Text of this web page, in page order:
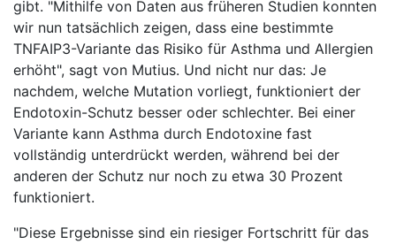
gibt. "Mithilfe von Daten aus früheren Studien konnten
wir nun tatsächlich zeigen, dass eine bestimmte
TNFAIP3-Variante das Risiko für Asthma und Allergien
erhöht", sagt von Mutius. Und nicht nur das: Je
nachdem, welche Mutation vorliegt, funktioniert der
Endotoxin-Schutz besser oder schlechter. Bei einer
Variante kann Asthma durch Endotoxine fast
vollständig unterdrückt werden, während bei der
anderen der Schutz nur noch zu etwa 30 Prozent
funktioniert.
"Diese Ergebnisse sind ein riesiger Fortschritt für das